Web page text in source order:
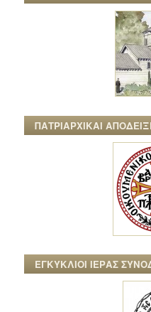
ΠΑΤΡΙΑΡΧΙΚΑΙ
ΕΓΚΥΚΛΙΟΙ ΙΕΡΑΣ